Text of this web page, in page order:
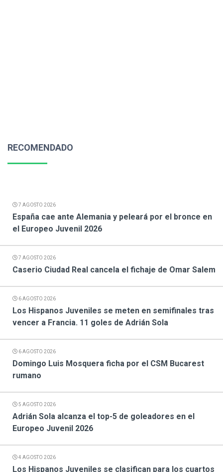
RECOMENDADO
7 AGOSTO 2026
España cae ante Alemania y peleará por el bronce en
el Europeo Juvenil 2026
7 AGOSTO 2026
Caserio Ciudad Real cancela el fichaje de Omar Salem
6 AGOSTO 2026
Los Hispanos Juveniles se meten en semifinales tras
vencer a Francia. 11 goles de Adrián Sola
6 AGOSTO 2026
Domingo Luis Mosquera ficha por el CSM Bucarest
rumano
5 AGOSTO 2026
Adrián Sola alcanza el top-5 de goleadores en el
Europeo Juvenil 2026
4 AGOSTO 2026
Los Hispanos Juveniles se clasifican para los cuartos